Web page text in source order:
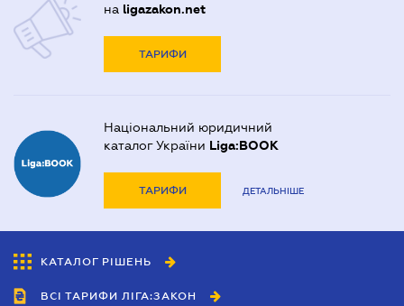
на ligazakon.net
ТАРИФИ
Національний юридичний
каталог України Liga:BOOK
ТАРИФИ ДЕТАЛЬНІШЕ
КАТАЛОГ РІШЕНЬ
ВСІ ТАРИФИ ЛІГА:ЗАКОН